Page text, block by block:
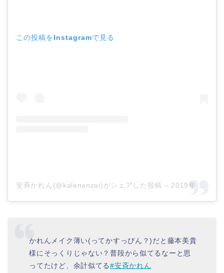
この投稿をInstagramで見る
安斉かれん(@kalenanzai)がシェアした投稿 – 2019年 5月月18日午後8時03分PDT
かれんメイク薄い(ってかすっぴん？)だと藤本美貴
様にそっくりじゃない？普段から似てるなーと思
ってたけど、余計似てる#安斉かれん